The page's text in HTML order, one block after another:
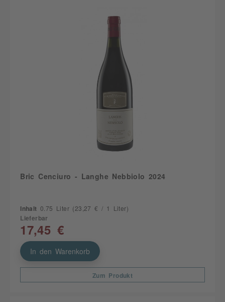
Bric Cenciuro - Langhe Nebbiolo 2024
Inhalt 0.75 Liter (23,27 € / 1 Liter)
Lieferbar
17,45 €
In den Warenkorb
Zum Produkt